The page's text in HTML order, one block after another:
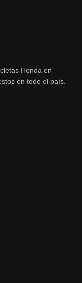
Honda en
en todo el país.